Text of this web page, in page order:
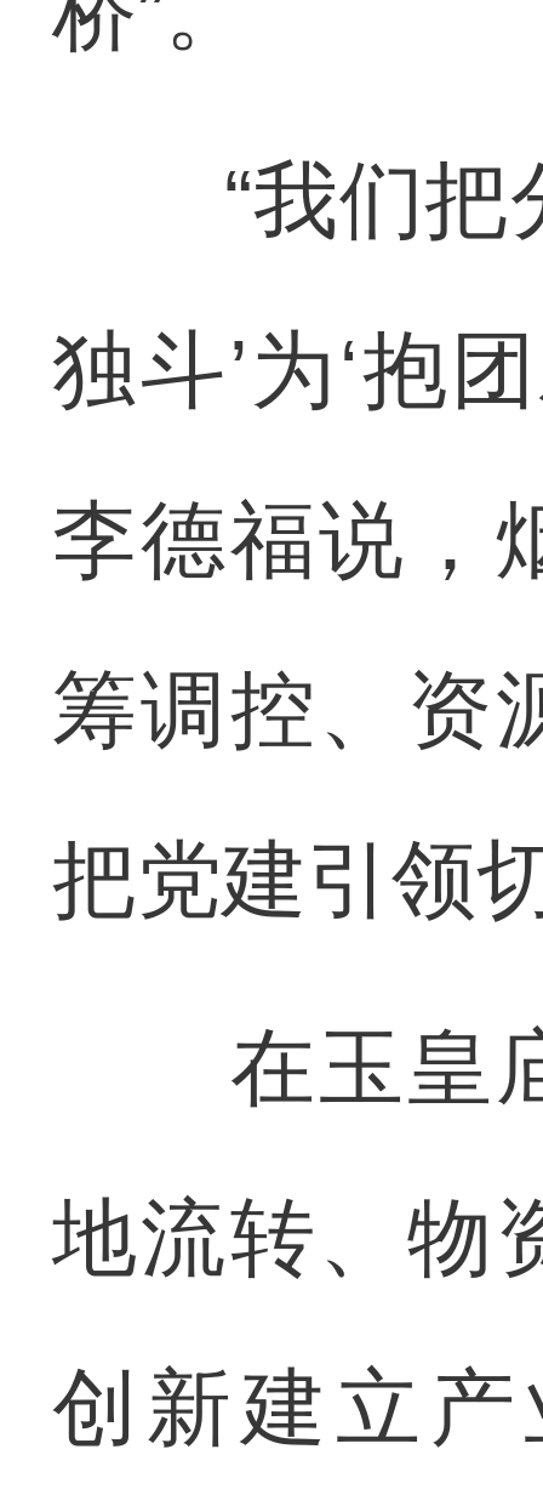
“我们把分
独斗’为‘抱
李德福说，
筹调控、资
把党建引领
在玉皇庙
地流转、物
创新建立